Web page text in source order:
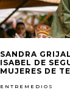
SANDRA
ISABEL DE
MUJERES DE
ENTREMEDIOS